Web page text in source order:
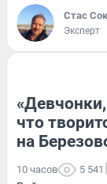
Стас
Эксперт
что
на
10 часов 5 541